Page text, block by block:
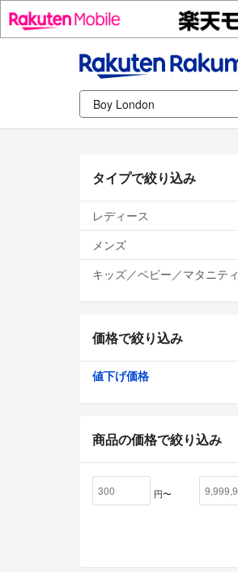
タイプで絞り込み
レディース
メンズ
キッズ／ベビー／マタニティ
価格で絞り込み
値下げ価格
商品の価格で絞り込み
円〜